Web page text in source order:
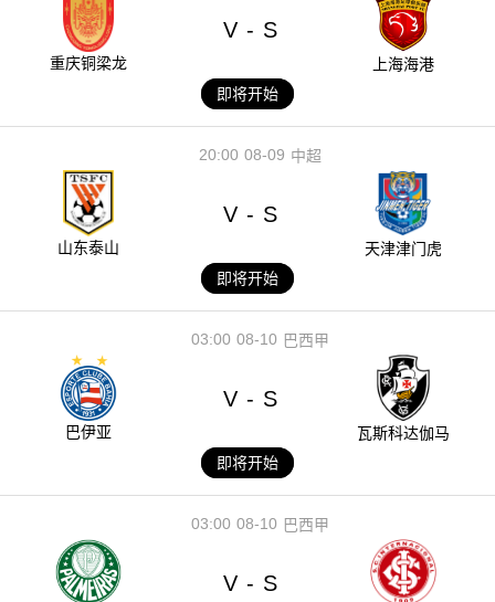
重庆铜梁龙
V - S
上海海港
即将开始
08-09
20:00 中超
山东泰山
V - S
天津津门虎
即将开始
08-10
03:00 巴西甲
巴伊亚
V - S
瓦斯科达伽马
即将开始
08-10
03:00 巴西甲
V - S